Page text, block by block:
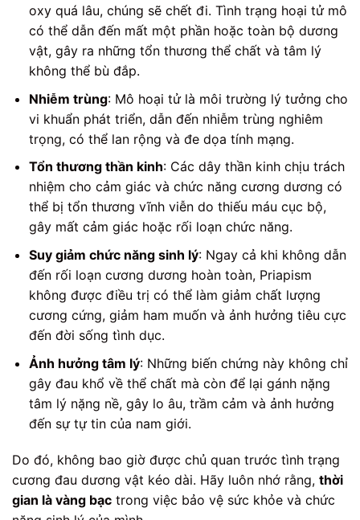
oxy quá lâu, chúng sẽ chết đi. Tình trạng hoại tử mô
có thể dẫn đến mất một phần hoặc toàn bộ dương
vật, gây ra những tổn thương thể chất và tâm lý
không thể bù đắp.
Nhiễm trùng: Mô hoại tử là môi trường lý tưởng cho
vi khuẩn phát triển, dẫn đến nhiễm trùng nghiêm
trọng, có thể lan rộng và đe dọa tính mạng.
Tổn thương thần kinh: Các dây thần kinh chịu trách
nhiệm cho cảm giác và chức năng cương dương có
thể bị tổn thương vĩnh viễn do thiếu máu cục bộ,
gây mất cảm giác hoặc rối loạn chức năng.
Suy giảm chức năng sinh lý: Ngay cả khi không dẫn
đến rối loạn cương dương hoàn toàn, Priapism
không được điều trị có thể làm giảm chất lượng
cương cứng, giảm ham muốn và ảnh hưởng tiêu cực
đến đời sống tình dục.
Ảnh hưởng tâm lý: Những biến chứng này không chỉ
gây đau khổ về thể chất mà còn để lại gánh nặng
tâm lý nặng nề, gây lo âu, trầm cảm và ảnh hưởng
đến sự tự tin của nam giới.
Do đó, không bao giờ được chủ quan trước tình trạng
cương đau dương vật kéo dài. Hãy luôn nhớ rằng, thời
gian là vàng bạc trong việc bảo vệ sức khỏe và chức